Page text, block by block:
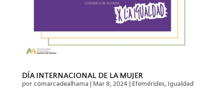
DÍA INTERNACIONAL DE LA MUJER
porcomarcadealhama | Mar 8, 2024| Efemérides, Igualdad